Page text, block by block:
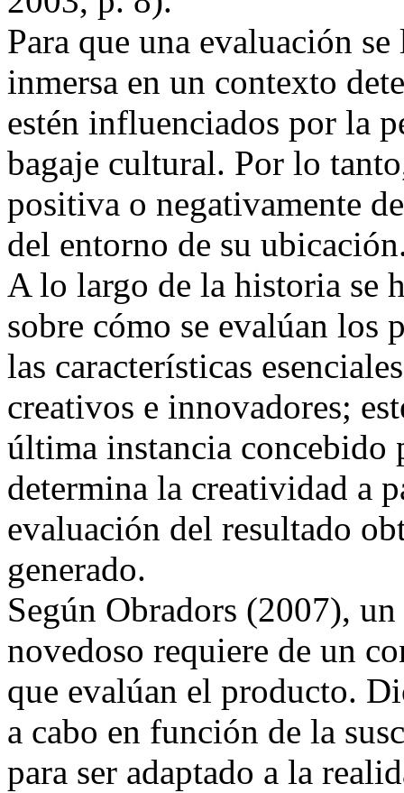
Para que una evaluación
inmersa en un contexto
estén influenciados por la
bagaje cultural. Por lo
positiva o negativamente
del entorno de su
A lo largo de la historia se
sobre cómo se evalúan los
las características
creativos e innovadores;
última instancia
determina la creatividad a
evaluación del resultado
generado.
Según Obradors (2007),
novedoso requiere de un
que evalúan el producto.
a cabo en función de la
para ser adaptado a la